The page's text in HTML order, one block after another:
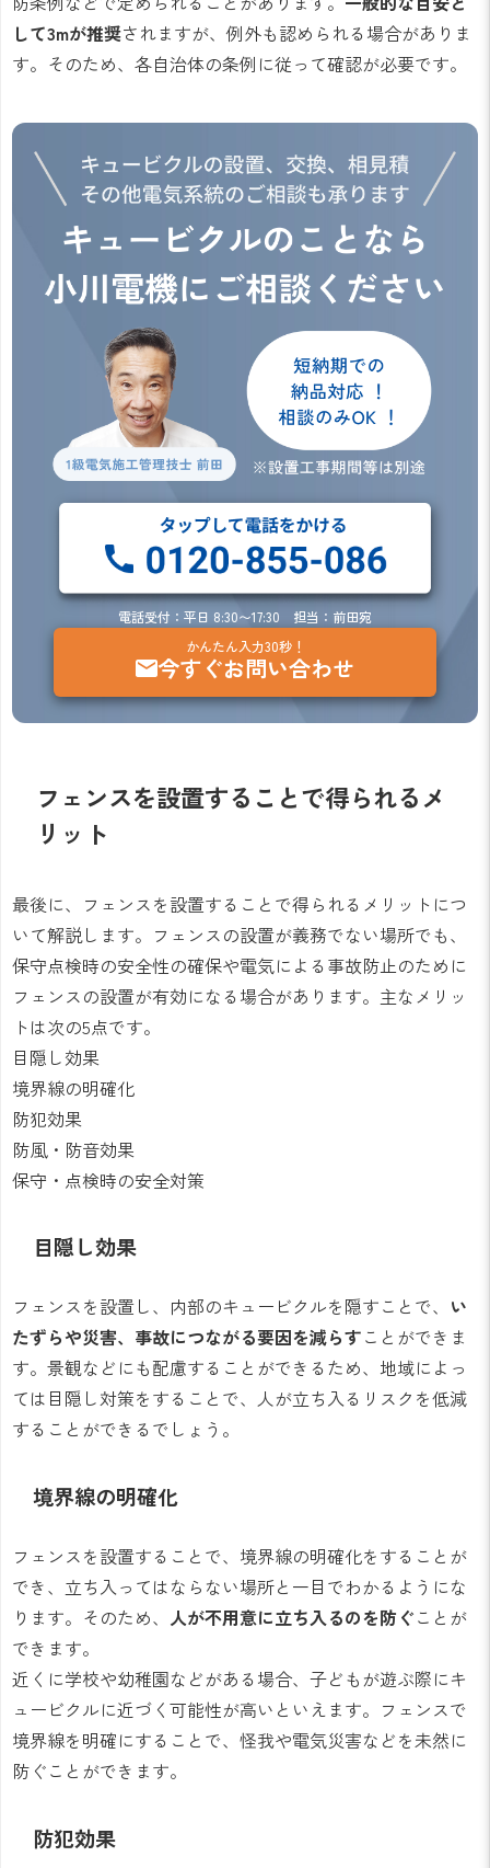
して3mが推奨されますが、例外も認められる場合がありま
す。そのため、各自治体の条例に従って確認が必要です。
電話受付：平日 8:30〜17:30 担当：前田宛
かんたん入力30秒！
今すぐお問い合わせ
フェンスを設置することで得られるメ
リット
最後に、フェンスを設置することで得られるメリットにつ
いて解説します。フェンスの設置が義務でない場所でも、
保守点検時の安全性の確保や電気による事故防止のために
フェンスの設置が有効になる場合があります。主なメリッ
トは次の5点です。
目隠し効果
境界線の明確化
防犯効果
防風・防音効果
保守・点検時の安全対策
目隠し効果
フェンスを設置し、内部のキュービクルを隠すことで、 い
たずらや災害、事故につながる要因を減らすことができま
す。景観などにも配慮することができるため、地域によっ
ては目隠し対策をすることで、人が立ち入るリスクを低減
することができるでしょう。
境界線の明確化
フェンスを設置することで、境界線の明確化をすることが
でき、立ち入ってはならない場所と一目でわかるようにな
ります。そのため、 人が不用意に立ち入るのを防ぐことが
できます。
近くに学校や幼稚園などがある場合、子どもが遊ぶ際にキ
ュービクルに近づく可能性が高いといえます。フェンスで
境界線を明確にすることで、怪我や電気災害などを未然に
防ぐことができます。
防犯効果